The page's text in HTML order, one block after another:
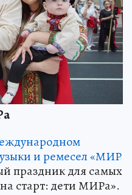
и ремесел «МИР
праздник для самых
старт: дети МИРа».